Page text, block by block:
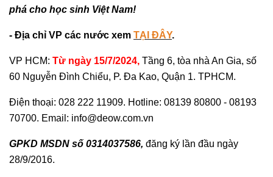
phá cho học sinh Việt Nam!
- Địa chỉ VP các nước xem TẠI ĐÂY.
VP HCM: Từ ngày 15/7/2024, Tầng 6, tòa nhà An Gia, số
60 Nguyễn Đình Chiểu, P. Đa Kao, Quận 1. TPHCM.
Điện thoại: 028 222 11909. Hotline: 08139 80800 - 08193
70700. Email: info@deow.com.vn
GPKD MSDN số 0314037586, đăng ký lần đầu ngày
28/9/2016.